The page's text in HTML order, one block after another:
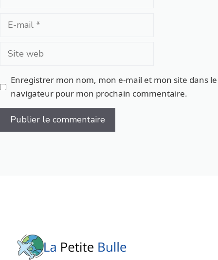
Site
Enregistrer mon nom, mon e-mail et mon site dans le
navigateur pour mon prochain commentaire.